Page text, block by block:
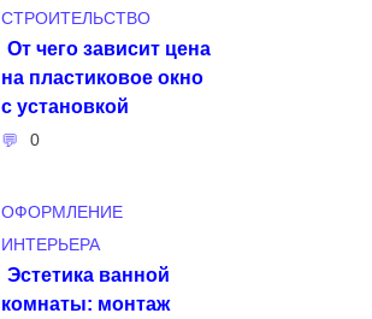
СТРОИТЕЛЬСТВО
От чего зависит цена
на пластиковое окно
с установкой
0
ОФОРМЛЕНИЕ
ИНТЕРЬЕРА
Эстетика ванной
комнаты: монтаж